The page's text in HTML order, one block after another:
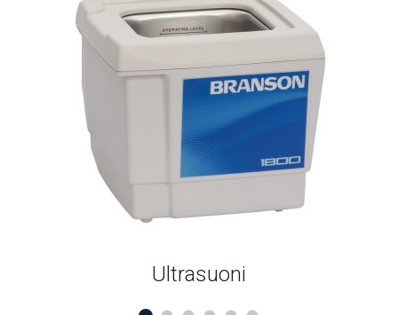
Ultrasuoni